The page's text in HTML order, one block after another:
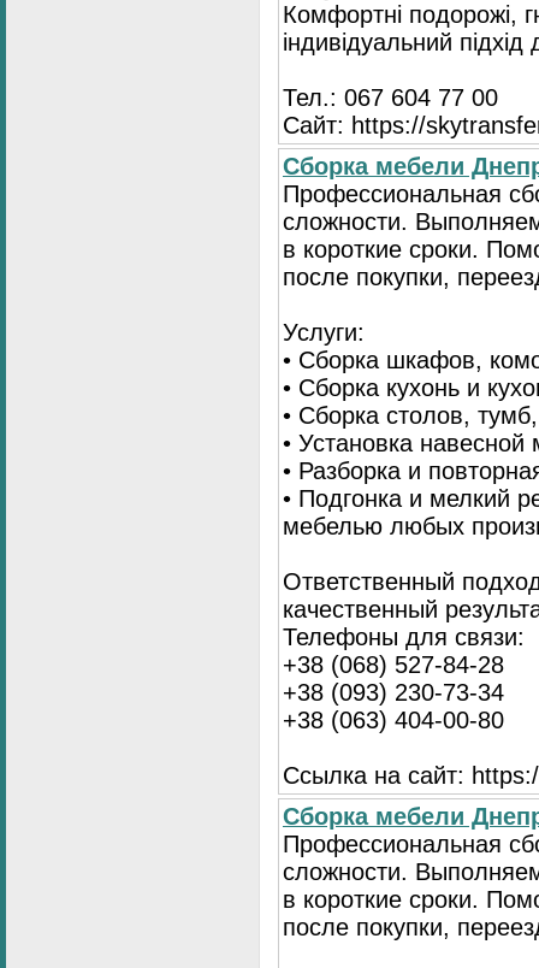
Комфортні подорожі,
індивідуальний
Тел.: 067 604 77 00
Сайт: https://
Сбopка мебели
Пpoфессиональная
сложности.
в короткие сроки.
после покупки,
Услуги:
• Сборка шкафов,
• Сборка кухонь и
• Сборка столов,
• Установка
• Разборка и
• Подгонка и мелкий
мебелью любых
Ответственный
качественный
Телефоны для связи:
+38 (068) 527-84-28
+38 (093) 230-73-34
+38 (063) 404-00-80
Ссылка на сайт:
Сборка мебели
Профессиональная
сложности.
в короткие сроки.
после покупки,